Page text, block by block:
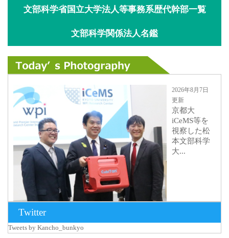
文部科学省国立大学法人等事務系歴代幹部一覧
文部科学関係法人名鑑
2026年8月7日
更新
京都大
iCeMS等を
視察した松
本文部科学
大...
Twitter
Tweets by Kancho_bunkyo